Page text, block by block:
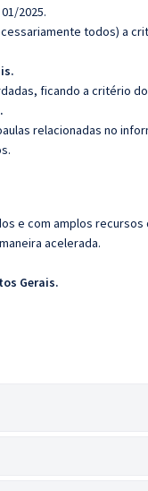
2025.
todos) a
ficando a critério
relacionadas no
e com amplos recursos
acelerada.
Gerais.